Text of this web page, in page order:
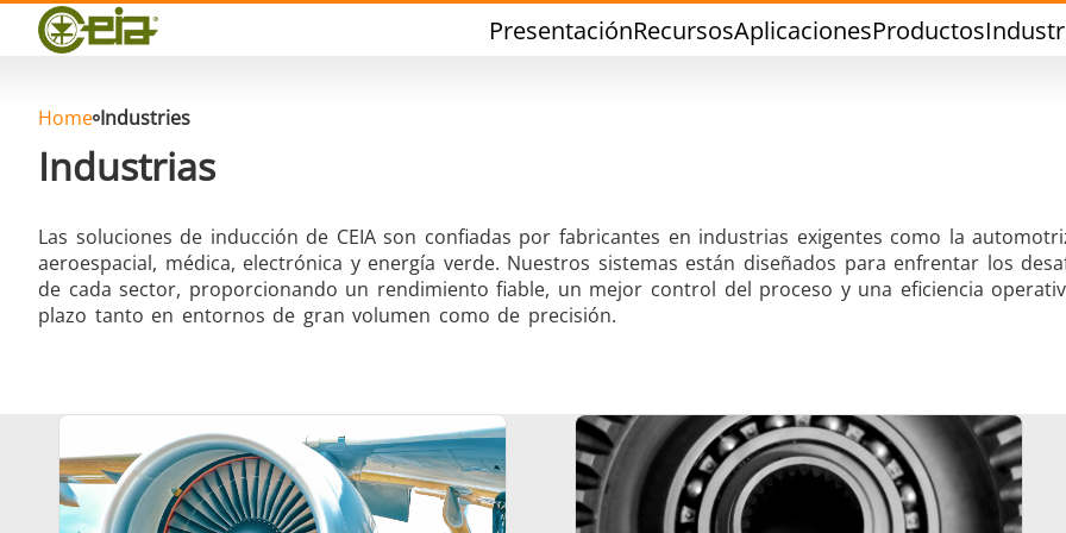
PresentaciónRecursosAplicacionesProductos
Calidad
Eventos
FAQ
Soldadura dura Soldadura con Estaño Soldadura de
Soldadura de Aluminio Sellado Conformado en
Home Industries
Industrias
Las soluciones de inducción de CEIA son confiadas por fabricantes en industrias exigentes como la
aeroespacial, médica, electrónica y energía verde. Nuestros sistemas están diseñados para enfrentar los
de cada sector, proporcionando un rendimiento fiable, un mejor control del proceso y una eficiencia
plazo tanto en entornos de gran volumen como de precisión.